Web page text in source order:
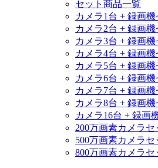
セット商品一覧
カメラ1台 + 録画機
カメラ2台 + 録画機
カメラ3台 + 録画機
カメラ4台 + 録画機
カメラ5台 + 録画機
カメラ6台 + 録画機
カメラ7台 + 録画機
カメラ8台 + 録画機
カメラ16台 + 録画
200万画素カメラセ
500万画素カメラセ
800万画素カメラセ